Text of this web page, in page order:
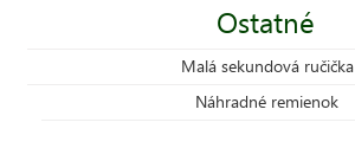
Ostatné
Malá sekundová ručička
Náhradné remienok